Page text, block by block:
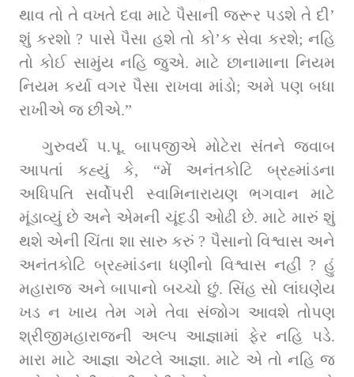
થાવ તો તે વખતે દવા માટે પૈસાની જરૂર પડશે તે દી’
શું કરશો ? પાસે પૈસા હશે તો કો’ક સેવા કરશે; નહિ
તો કોઈ સામુંય નહિ જુએ. માટે છાનામાના નિયમ
નિયમ કર્યા વગર પૈસા રાખવા માંડો; અમે પણ બધા
રાખીએ જ છીએ.”
ગુરુવર્ય પ.પૂ. બાપજીએ મોટેરા સંતને જવાબ
આપતાં કહ્યું કે, “મેં અનંતકોટિ બ્રહ્માંડના
અધિપતિ સર્વોપરી સ્વામિનારાયણ ભગવાન માટે
મૂંડાવ્યું છે અને એમની ચૂંદડી ઓઢી છે. માટે મારું શું
થશે એની ચિંતા શા સારુ કરું ? પૈસાનો વિશ્વાસ અને
અનંતકોટિ બ્રહ્માંડના ધણીનો વિશ્વાસ નહીં ? હું
મહારાજ અને બાપાનો બચ્ચો છું. સિંહ સો લાંઘણેય
ખડ ન ખાય તેમ ગમે તેવા સંજોગ આવશે તોપણ
શ્રીજીમહારાજની અલ્પ આજ્ઞામાં ફેર નહિ પડે.
મારા માટે આજ્ઞા એટલે આજ્ઞા. માટે એ તો નહિ જ